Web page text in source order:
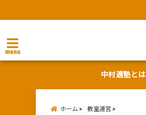
menu
中村適塾とは
ホーム 教室運営